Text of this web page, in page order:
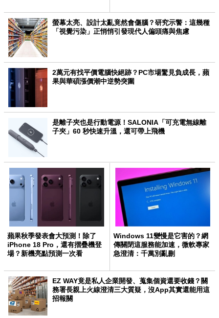
螢幕太亮、設計太亂竟然會傷腦？研究示警：這幾種
「視覺污染」正悄悄引發現代人偏頭痛與焦慮
2萬元有找平價電腦快絕跡？PC市場驚見負成長，蘋
果與華碩漲價潮中逆勢突圍
是離子夾也是行動電源！SALONIA「可充電無線離
子夾」60 秒快速升溫，還可帶上飛機
蘋果秋季發表會大預測！除了
iPhone 18 Pro，還有摺疊機登
場？新機亮點預測一次看
Windows 11變慢是它害的？網
傳關閉這服務能加速，微軟專家
急澄清：千萬別亂刪
EZ WAY竟是私人企業開發、蒐集個資還要收錢？關
務署長親上火線澄清三大質疑，沒App其實還能用這
招報關